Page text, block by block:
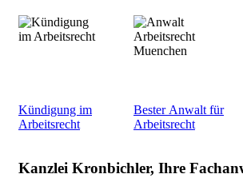
Kündigung im
Arbeitsrecht
Bester Anwalt für
Arbeitsrecht
Kanzlei Kronbichler, Ihre